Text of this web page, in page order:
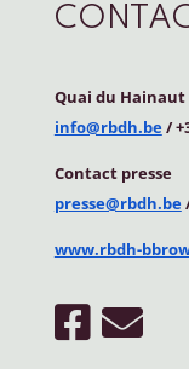
Quai du Hainaut
info@rbdh.be/
Contact presse
presse@rbdh.be/
www.rbdh-